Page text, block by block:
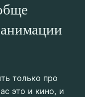
только про
это и кино, и